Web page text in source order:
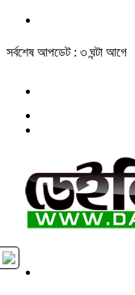
সর্বশেষ আপডেট : ৩ ঘন্টা আগে